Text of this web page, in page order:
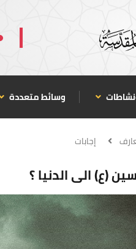
وسائط متعددة
إجابات
(ع) الى الدنيا ؟